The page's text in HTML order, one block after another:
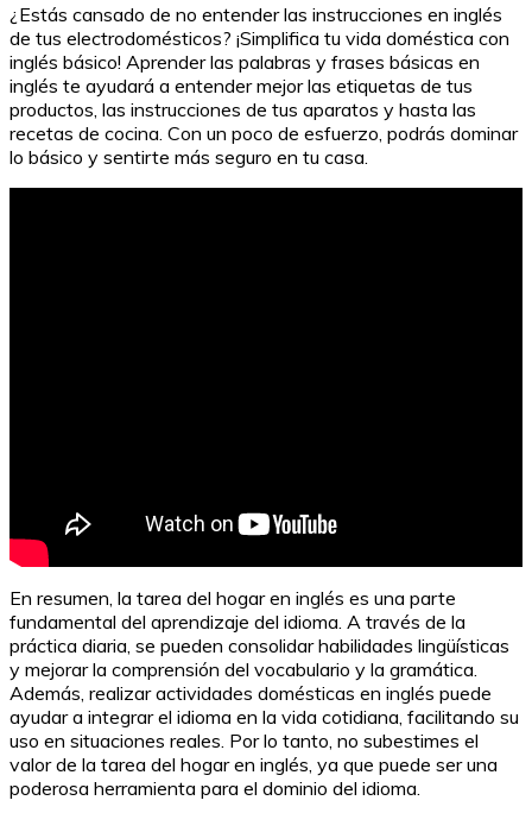
¿Estás cansado de no entender las instrucciones en inglés
de tus electrodomésticos? ¡Simplifica tu vida doméstica con
inglés básico! Aprender las palabras y frases básicas en
inglés te ayudará a entender mejor las etiquetas de tus
productos, las instrucciones de tus aparatos y hasta las
recetas de cocina. Con un poco de esfuerzo, podrás dominar
lo básico y sentirte más seguro en tu casa.
En resumen, la tarea del hogar en inglés es una parte
fundamental del aprendizaje del idioma. A través de la
práctica diaria, se pueden consolidar habilidades lingüísticas
y mejorar la comprensión del vocabulario y la gramática.
Además, realizar actividades domésticas en inglés puede
ayudar a integrar el idioma en la vida cotidiana, facilitando su
uso en situaciones reales. Por lo tanto, no subestimes el
valor de la tarea del hogar en inglés, ya que puede ser una
poderosa herramienta para el dominio del idioma.